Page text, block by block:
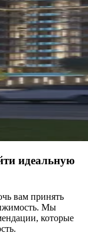
идеальную
вам принять
Мы
которые